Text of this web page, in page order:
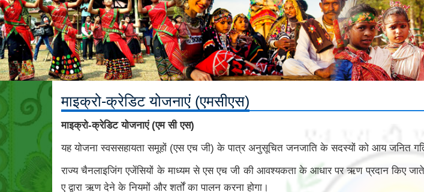
माइक्रो-क्रेडिट योजनाएं (एमसीएस)
माइक्रो-क्रेडिट योजनाएं (एम सी एस)
यह योजना स्वससहायता समूहों (एस एच जी) के पात्र अनुसूचित जनजाति के सदस्यों को आय जनित
राज्य चैनलाइजिंग एजेंसियों के माध्यम से एस एच जी की आवश्यकता के आधार पर ऋण प्रदान किए जाते
ए द्वारा ऋण देने के नियमों और शर्तों का पालन करना होगा।